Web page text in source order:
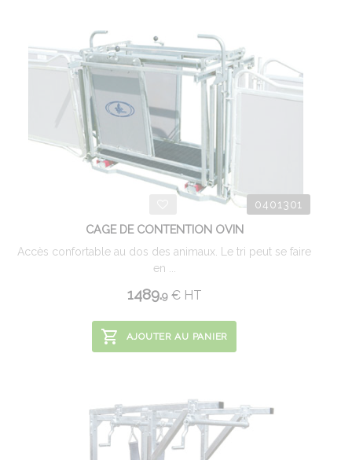
0401301
CAGE DE CONTENTION OVIN
Accès confortable au dos des animaux. Le tri peut se faire
en ...
1489.9 €HT
AJOUTER AU PANIER